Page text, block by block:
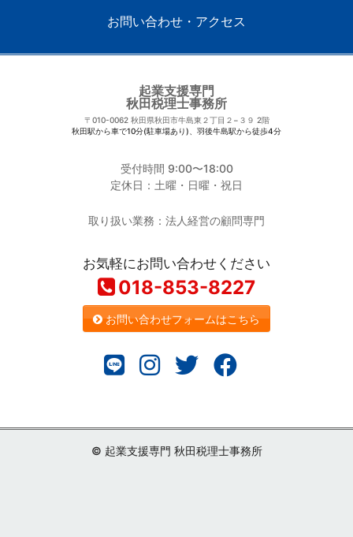
お問い合わせ・アクセス
起業支援専門
秋田税理士事務所
〒010-0062 秋田県秋田市牛島東２丁目２−３９ 2階
秋田駅から車で10分(駐車場あり)、羽後牛島駅から徒歩4分
受付時間 9:00〜18:00
定休日：土曜・日曜・祝日
取り扱い業務：法人経営の顧問専門
お気軽にお問い合わせください
018-853-8227
お問い合わせフォームはこちら
© 起業支援専門 秋田税理士事務所